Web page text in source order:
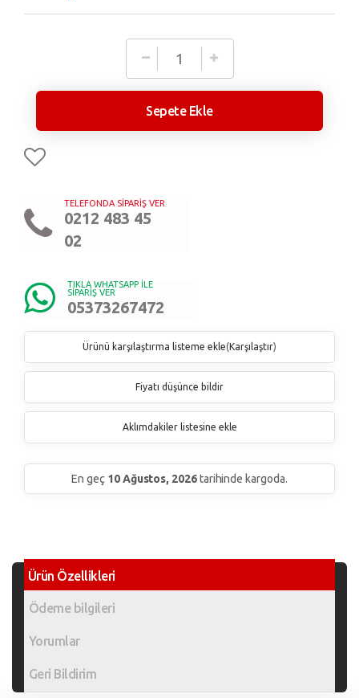
TELEFONDA SİPARİŞ VER
0212 483 45
02
TIKLA WHATSAPP İLE
SİPARİŞ VER
05373267472
Sepete Ekle
Ürünü karşılaştırma listeme ekle(Karşılaştır)
Fiyatı düşünce bildir
Aklımdakiler listesine ekle
En geç 10 Ağustos, 2026tarihinde kargoda.
Ürün Özellikleri
Ödeme bilgileri
Yorumlar
Geri Bildirim